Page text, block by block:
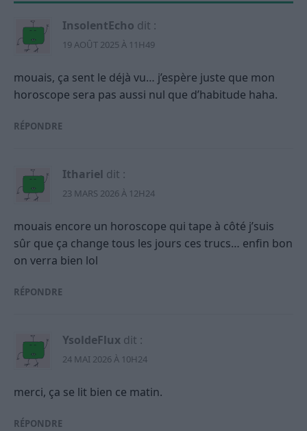
InsolentEcho dit :
19 AOÛT 2025 À 11H49
mouais, ça sent le déjà vu… j’espère juste que mon
horoscope sera pas aussi nul que d’habitude haha.
RÉPONDRE
Ithariel dit :
23 MARS 2026 À 12H24
mouais encore un horoscope qui tape à côté j’suis
sûr que ça change tous les jours ces trucs… enfin bon
on verra bien lol
RÉPONDRE
YsoldeFlux dit :
24 MAI 2026 À 10H24
merci, ça se lit bien ce matin.
RÉPONDRE